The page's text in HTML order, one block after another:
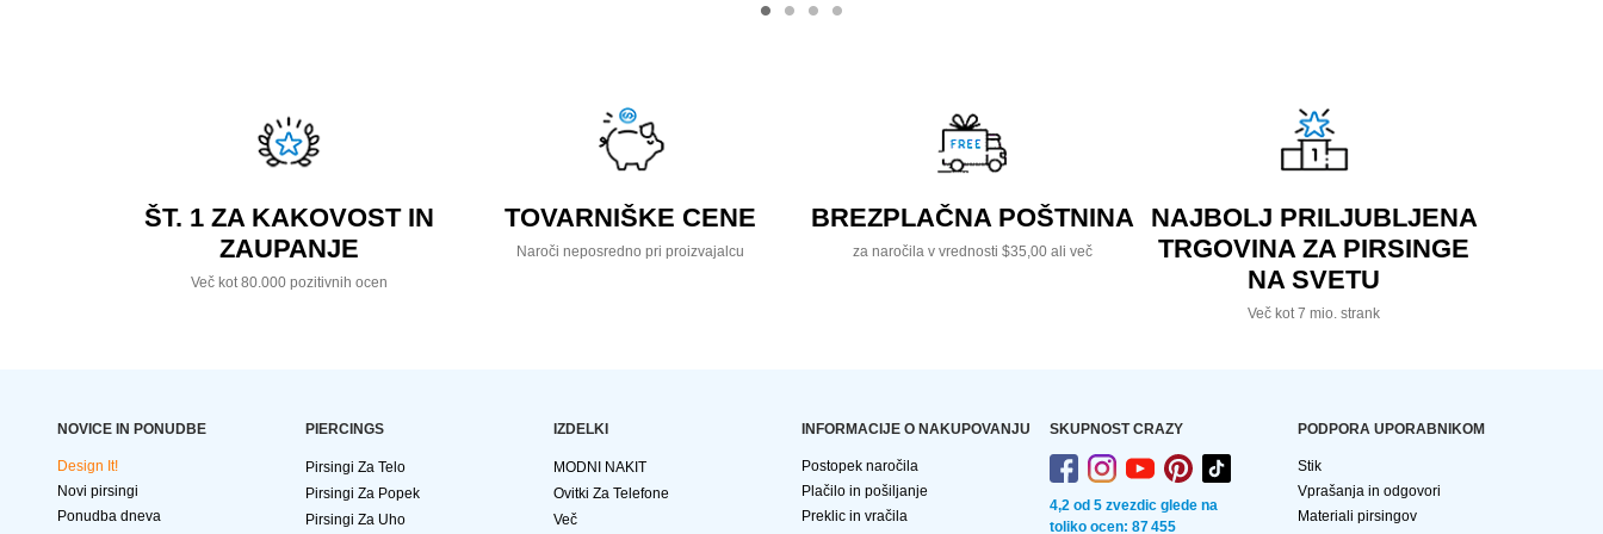
ŠT. 1 ZA KAKOVOST IN
ZAUPANJE
Več kot 80.000 pozitivnih ocen
TOVARNIŠKE CENE
Naroči neposredno pri proizvajalcu
BREZPLAČNA POŠTNINA
za naročila v vrednosti $35,00 ali več
NAJBOLJ PRILJUBLJENA
TRGOVINA ZA PIRSINGE
NA SVETU
Več kot 7 mio. strank
NOVICE IN PONUDBE
Design It!
Novi pirsingi
Ponudba dneva
PIERCINGS
Pirsingi Za Telo
Pirsingi Za Popek
Pirsingi Za Uho
IZDELKI
MODNI NAKIT
Ovitki Za Telefone
Več
INFORMACIJE O NAKUPOVANJU
Postopek naročila
Plačilo in pošiljanje
Preklic in vračila
SKUPNOST CRAZY
4,2 od 5 zvezdic glede na
toliko ocen: 87 455
PODPORA UPORABNIKOM
Stik
Vprašanja in odgovori
Materiali pirsingov